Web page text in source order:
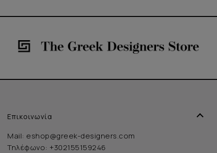
Επικοινωνία
Mail: eshop@greek-designers.com
Τηλέφωνο: +302155159246